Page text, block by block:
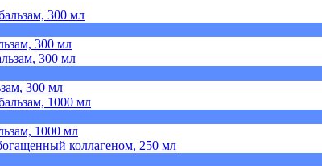
300 мл
300 мл
1000 мл